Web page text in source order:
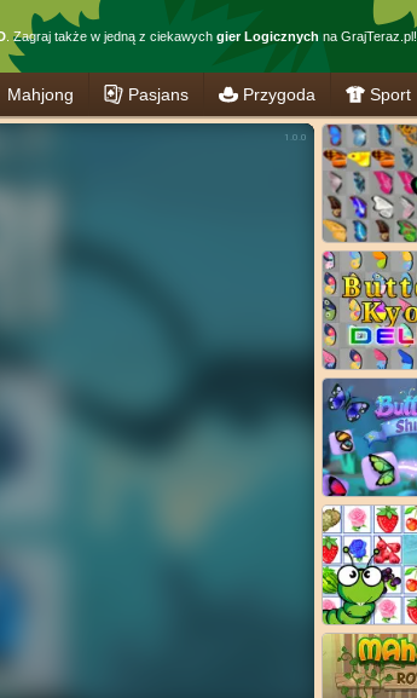
. Zagraj także w jedną z ciekawych gier Logicznychna GrajTeraz.pl!
Mahjong Pasjans Przygoda Sport